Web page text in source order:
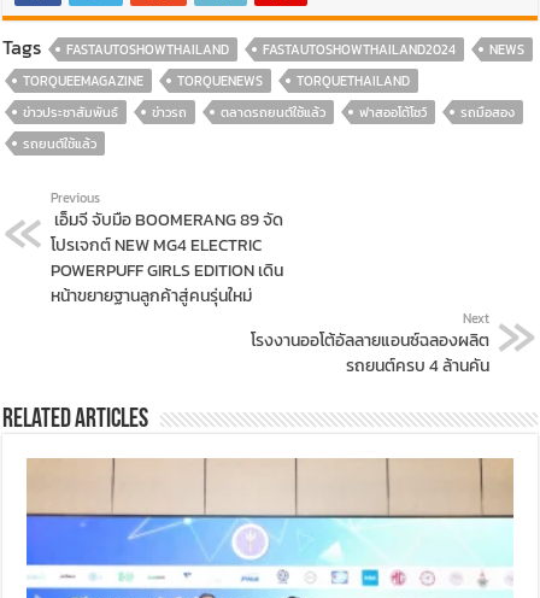
Tags FASTAUTOSHOWTHAILAND FASTAUTOSHOWTHAILAND2024
NEWS
TORQUEEMAGAZINE
TORQUENEWS
TORQUETHAILAND
ข่าวประชาสัมพันธ์
ข่าวรถ ตลาดรถยนต์ใช้แล้ว ฟาสออโต้โชว์
รถมือสอง
รถยนต์ใช้แล้ว
Previous
เอ็มจี จับมือ BOOMERANG 89 จัด
โปรเจกต์ NEW MG4 ELECTRIC
POWERPUFF GIRLS EDITION เดิน
หน้าขยายฐานลูกค้าสู่คนรุ่นใหม่
Next
โรงงานออโต้อัลลายแอนซ์ฉลองผลิต
รถยนต์ครบ 4 ล้านคัน
Related Articles